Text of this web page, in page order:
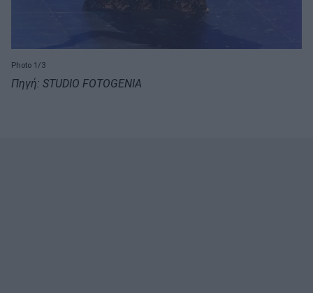
Photo 1/3
Πηγή: STUDIO FOTOGENIA